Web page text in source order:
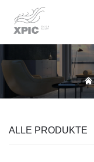
ALLE PRODUKTE